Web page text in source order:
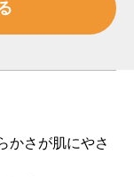
かさが肌にやさ